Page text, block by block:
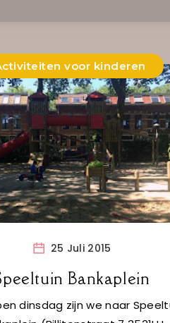
voor kinderen
25 Juli 2015
Bankaplein
dinsdag zijn we naar